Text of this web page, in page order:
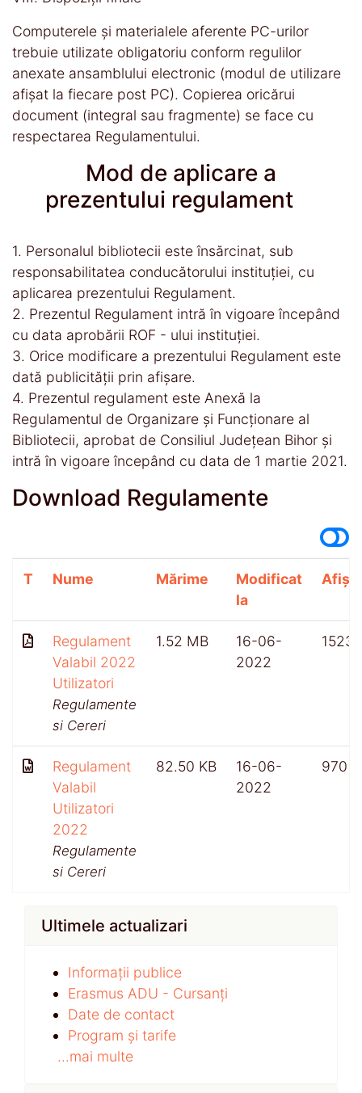
Computerele şi materialele aferente PC-urilor
trebuie utilizate obligatoriu conform regulilor
anexate ansamblului electronic (modul de utilizare
afişat la fiecare post PC). Copierea oricărui
document (integral sau fragmente) se face cu
respectarea Regulamentului.
Mod de aplicare a
prezentului regulament
1. Personalul bibliotecii este însărcinat, sub
responsabilitatea conducătorului instituţiei, cu
aplicarea prezentului Regulament.
2. Prezentul Regulament intră în vigoare începând
cu data aprobării ROF - ului instituţiei.
3. Orice modificare a prezentului Regulament este
dată publicităţii prin afişare.
4. Prezentul regulament este Anexă la
Regulamentul de Organizare şi Funcţionare al
Bibliotecii, aprobat de Consiliul Judeţean Bihor şi
intră în vigoare începând cu data de 1 martie 2021.
Download Regulamente
T Nume Mărime
Modificat
la
Regulament
Valabil 2022
Utilizatori
Regulamente
si Cereri
1.52 MB
16-06-
2022
1523
Regulament
Valabil
Utilizatori
2022
Regulamente
si Cereri
82.50 KB
16-06-
2022
970
Ultimele actualizari
Informații publice
Erasmus ADU - Cursanți
Date de contact
Program și tarife
...mai multe